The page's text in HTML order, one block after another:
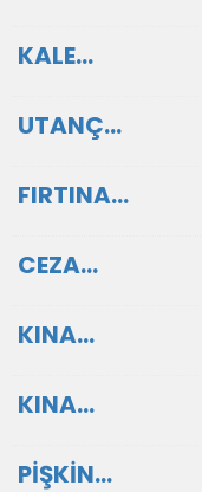
KALE…
UTANÇ…
FIRTINA…
CEZA…
KINA...
KINA…
PİŞKİN…